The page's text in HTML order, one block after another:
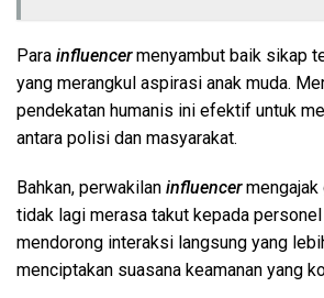
Para influencermenyambut baik sikap
yang merangkul aspirasi anak muda.
pendekatan humanis ini efektif untuk
antara polisi dan masyarakat.
Bahkan, perwakilan influencermengajak
tidak lagi merasa takut kepada
mendorong interaksi langsung yang
menciptakan suasana keamanan yang